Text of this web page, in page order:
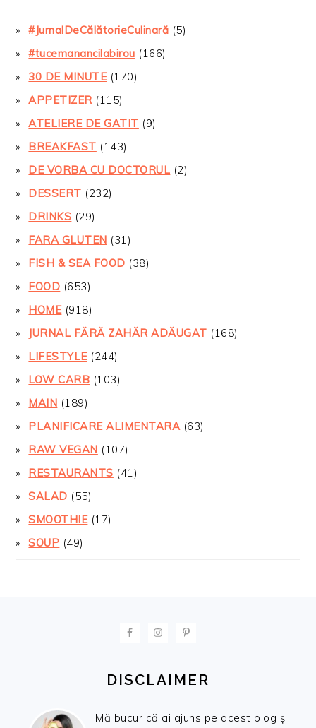
#JurnalDeCălătorieCulinară (5)
#tucemanancilabirou (166)
30 DE MINUTE(170)
APPETIZER(115)
ATELIERE DE GATIT (9)
BREAKFAST (143)
DE VORBA CU DOCTORUL (2)
DESSERT (232)
DRINKS (29)
FARA GLUTEN (31)
FISH & SEA FOOD (38)
FOOD (653)
HOME(918)
JURNAL FĂRĂ ZAHĂR ADĂUGAT (168)
LIFESTYLE(244)
LOW CARB (103)
MAIN (189)
PLANIFICARE ALIMENTARA(63)
RAW VEGAN (107)
RESTAURANTS (41)
SALAD (55)
SMOOTHIE(17)
SOUP (49)
DISCLAIMER
Mă bucur că ai ajuns pe acest blog și